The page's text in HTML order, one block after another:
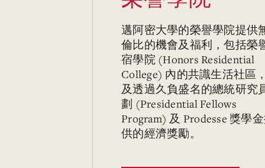
邁阿密大學的榮譽學院提供
倫比的機會及福利，包括榮
宿學院 (Honors Residential
College) 內的共識生活社區
及透過久負盛名的總統研究
劃 (Presidential Fellows
Program) 及 Prodesse 獎學
供的經濟獎勵。